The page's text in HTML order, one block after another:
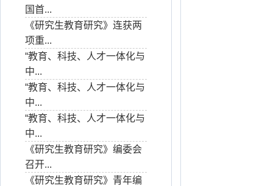
国首...
《研究生教育研究》连获两
项重...
“教育、科技、人才一体化与
中...
“教育、科技、人才一体化与
中...
“教育、科技、人才一体化与
中...
《研究生教育研究》编委会
召开...
《研究生教育研究》青年编